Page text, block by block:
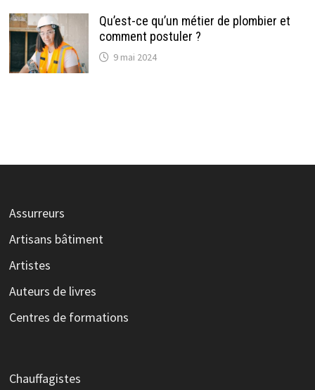
Qu’est-ce qu’un métier de plombier et
comment postuler ?
9 mai 2024
Assurreurs
Artisans bâtiment
Artistes
Auteurs de livres
Centres de formations
Chauffagistes